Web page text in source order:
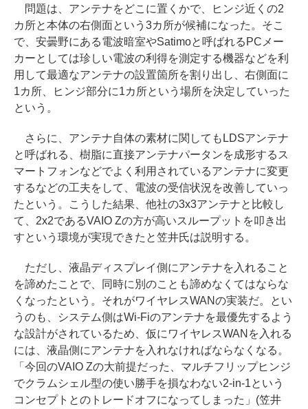
問題は、アンテナをどこに置くかで、ヒンジ近くの2
カ所と本体の右側面という3カ所が候補になった。そこ
で、安曇野にある電波暗室やSatimoと呼ばれるPCメー
カーとしては珍しい電波の利得を測定する機器などを利
用して最適なアンテナの設置箇所を割り出し、右側面に
1カ所、ヒンジ部分に1カ所という場所を決定していった
という。
さらに、アンテナ自体の素材に関してもLDSアンテナ
と呼ばれる、樹脂に直接アンテナパータンを成形するス
マートフォンなどでよく利用されているアンテナに変更
するなどの工夫をして、電波の受信状況を改善していっ
たという。こうした結果、他社の3x3アンテナと比較し
て、2x2であるVAIO Zの方が高いスループットを叩き出
すという環境が実現できたと笠井氏は説明する。
ただし、液晶ディスプレイ側にアンテナを入れること
を諦めたことで、同時に別のことも諦めなくてはならな
くなったという。それがワイヤレスWANの実装だ。とい
うのも、システム側はWi-Fiのアンテナを最優先するよう
な設計がされているため、仮にワイヤレスWANを入れる
には、液晶側にアンテナを入れなければならなくなる。
「今回のVAIO Zの大前提だった、マルチフリップヒンジ
でクラムシェル型の使い勝手を損なわない2-in-1という
コンセプトとのトレードオフになってしまった」(笠井